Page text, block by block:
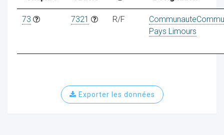
73 7321 R/F
Pays Limours
Exporter les données